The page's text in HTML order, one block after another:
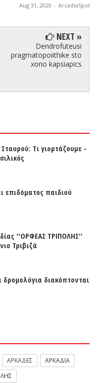
31, 2020 - ArcadiaSpot.gr
NEXT »
Dendrofuteusi
pragmatopoiithike sto
xorio kapsiapics
Τι γιορτάζουμε -
επιδόματος παιδιού
''ΟΡΦΕΑΣ ΤΡΙΠΟΛΗΣ''
Τριβιζά
δρομολόγια διακόπτονται
ΑΡΚΑΔΕΣ
ΑΡΚΑΔΙΑ